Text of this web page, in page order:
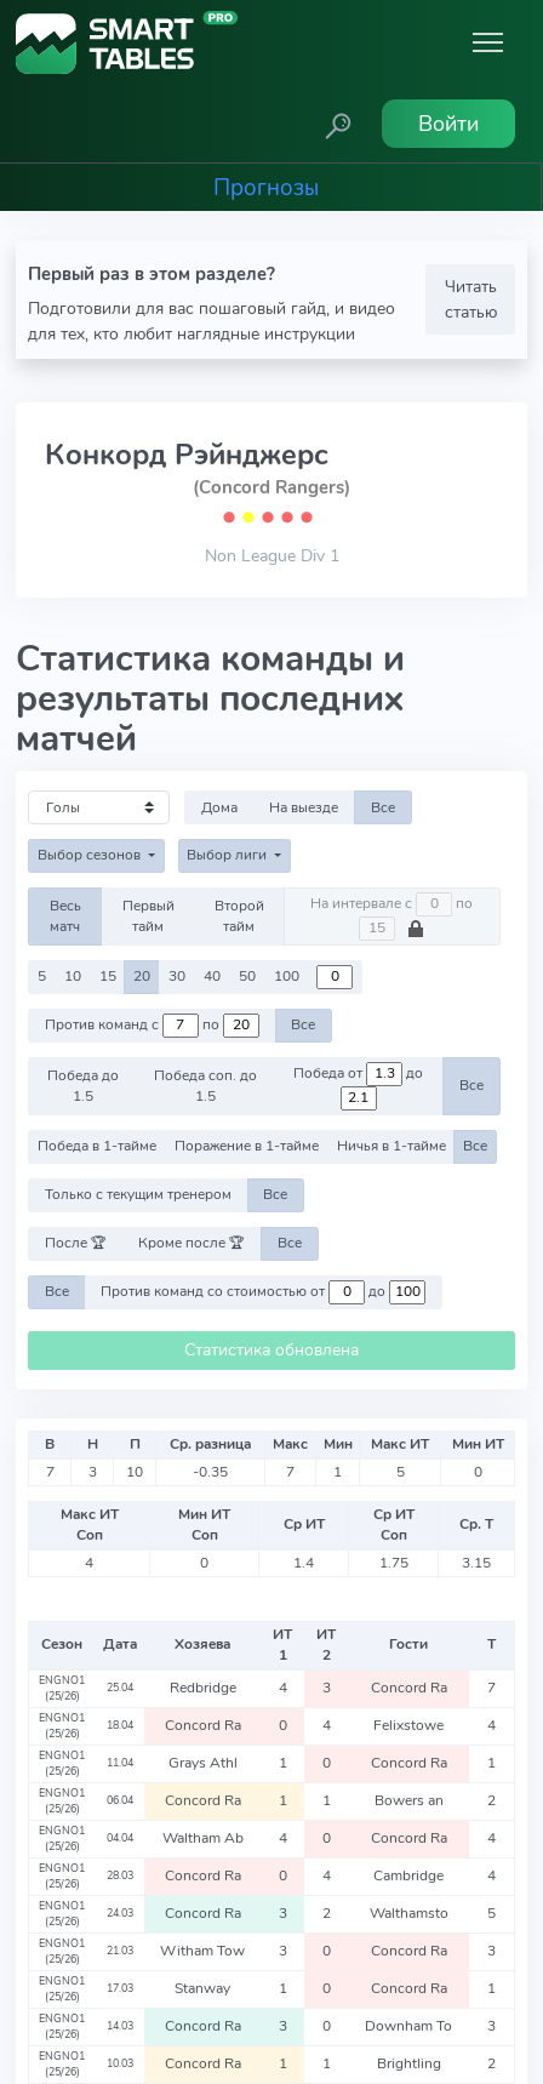
Войти
Прогнозы
Первый раз в этом разделе?
Подготовили для вас пошаговый гайд, и видео
для тех, кто любит наглядные инструкции
Читать
статью
Конкорд Рэйнджерс
(Concord Rangers)
⬤ ⬤ ⬤ ⬤ ⬤
Non League Div 1
Статистика команды и
результаты последних
матчей
Дома На выезде Все
Выбор сезонов Выбор лиги
Весь
матч
Первый
тайм
Второй
тайм
На интервале с по
5 10 15 20 30 40 50 100
Против команд с по Все
Победа до
1.5
Победа соп. до
1.5
Победа от до
Все
Победа в 1-тайме Поражение в 1-тайме Ничья в 1-тайме Все
Только с текущим тренером Все
После 🏆 Кроме после 🏆 Все
Все Против команд со стоимостью от до
Статистика обновлена
В Н П Ср. разница Макс Мин Макс ИТ
Мин ИТ
7
3 10 -0.35 7 1 5 0
Макс ИТ
Соп
Мин ИТ
Соп
Ср ИТ
Ср ИТ
Соп
Ср. Т
4
0 1.4 1.75 3.15
Сезон Дата Хозяева
ИТ
1
ИТ
2
Гости Т
ENGNO1
(25/26)
25.04 Redbridge 4 3 Concord Ra 7
ENGNO1
(25/26)
18.04 Concord Ra 0 4 Felixstowe 4
ENGNO1
(25/26)
11.04 Grays Athl 1 0 Concord Ra 1
ENGNO1
(25/26)
06.04 Concord Ra 1 1 Bowers an 2
ENGNO1
(25/26)
04.04 Waltham Ab 4 0 Concord Ra 4
ENGNO1
(25/26)
28.03 Concord Ra 0 4 Cambridge 4
ENGNO1
(25/26)
24.03 Concord Ra 3 2 Walthamsto 5
ENGNO1
(25/26)
21.03 Witham Tow 3 0 Concord Ra 3
ENGNO1
(25/26)
17.03 Stanway 1 0 Concord Ra 1
ENGNO1
(25/26)
14.03 Concord Ra 3 0 Downham To 3
ENGNO1
(25/26)
10.03 Concord Ra 1 1 Brightling 2